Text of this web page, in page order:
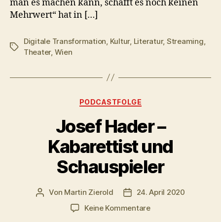
man es machen kann, schafft es noch keinen
Mehrwert“ hat in […]
Schlagwörter
Digitale Transformation Kultur, Literatur, Streaming
Theater, Wien
Kategorien
PODCASTFOLGE
Josef Hader –
Kabarettist und
Schauspieler
Beitragsautor
Von Martin Zierold Veröffentlichungsdatum
24. April 2020
Keine Kommentarezu